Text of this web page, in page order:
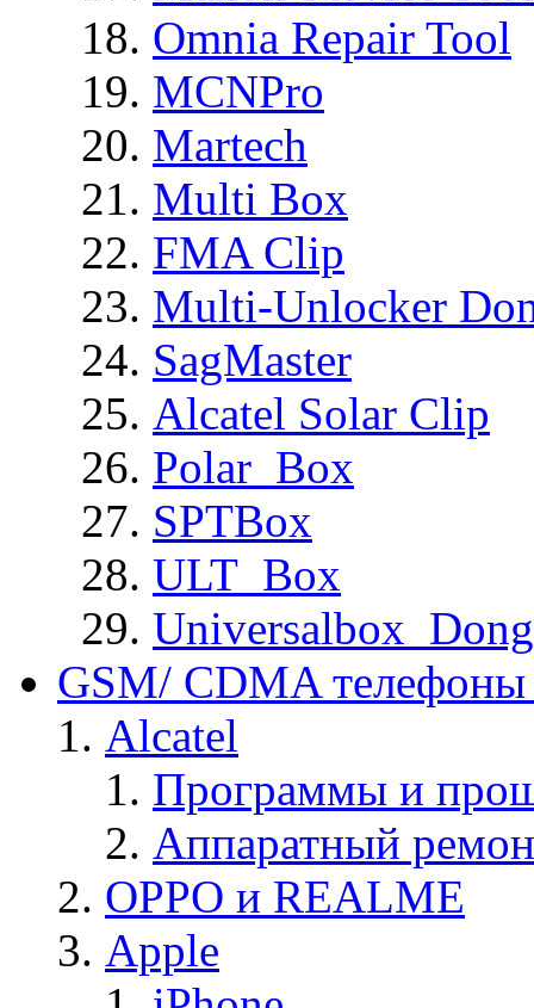
Omnia Repair Tool
MCNPro
Martech
Multi Box
FMA Clip
Multi-Unlocker
SagMaster
Alcatel Solar Clip
Polar_Box
SPTBox
ULT_Box
GSM/ CDMA
Alcatel
Программы и
Аппаратный
OPPO и REALME
Apple